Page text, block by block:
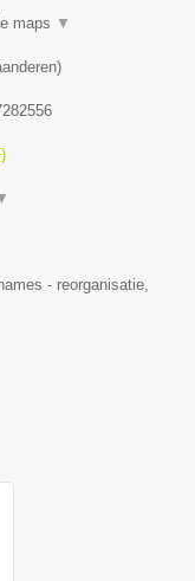
maps ▼
)
- reorganisatie,